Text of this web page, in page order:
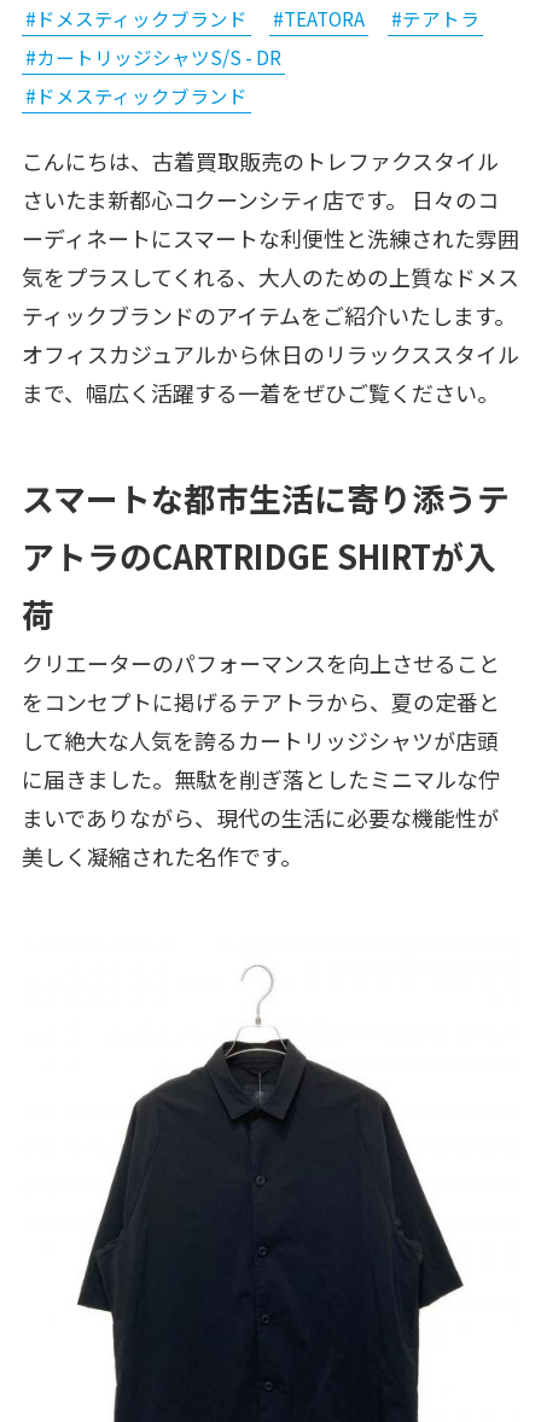
#ドメスティックブランド #TEATORA
#テアトラ
#カートリッジシャツS/S - DR
#ドメスティックブランド
こんにちは、古着買取販売のトレファクスタイル
さいたま新都心コクーンシティ店です。 日々のコ
ーディネートにスマートな利便性と洗練された雰囲
気をプラスしてくれる、大人のための上質なドメス
ティックブランドのアイテムをご紹介いたします。
オフィスカジュアルから休日のリラックススタイル
まで、幅広く活躍する一着をぜひご覧ください。
スマートな都市生活に寄り添うテ
アトラのCARTRIDGE SHIRTが入
荷
クリエーターのパフォーマンスを向上させること
をコンセプトに掲げるテアトラから、夏の定番と
して絶大な人気を誇るカートリッジシャツが店頭
に届きました。無駄を削ぎ落としたミニマルな佇
まいでありながら、現代の生活に必要な機能性が
美しく凝縮された名作です。